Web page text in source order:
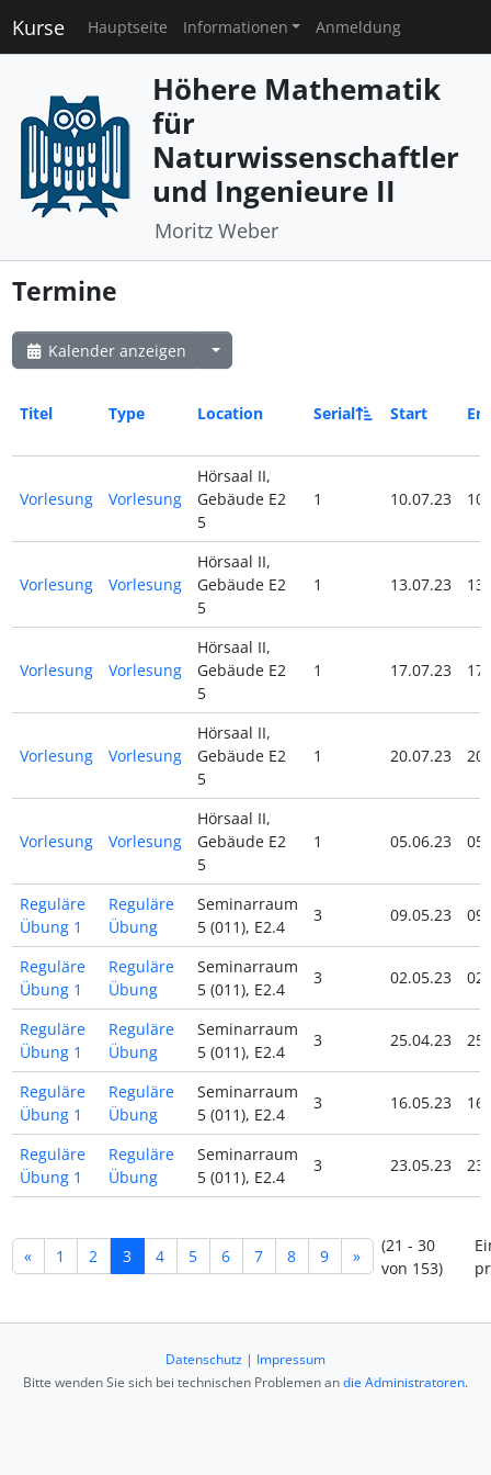
Kurse Hauptseite Informationen Anmeldung
Höhere Mathematik
für
Naturwissenschaftler
und Ingenieure II
Moritz Weber
Termine
Kalender anzeigen
Titel Type Location Serial Start
Vorlesung Vorlesung
Hörsaal II,
Gebäude E2
5
1 10.07.23
Vorlesung Vorlesung
Hörsaal II,
Gebäude E2
5
1 13.07.23
Vorlesung Vorlesung
Hörsaal II,
Gebäude E2
5
1 17.07.23
Vorlesung Vorlesung
Hörsaal II,
Gebäude E2
5
1 20.07.23
Vorlesung Vorlesung
Hörsaal II,
Gebäude E2
5
1 05.06.23
Reguläre
Übung 1
Reguläre
Übung
Seminarraum
5 (011), E2.4
3 09.05.23
Reguläre
Übung 1
Reguläre
Übung
Seminarraum
5 (011), E2.4
3 02.05.23
Reguläre
Übung 1
Reguläre
Übung
Seminarraum
5 (011), E2.4
3 25.04.23
Reguläre
Übung 1
Reguläre
Übung
Seminarraum
5 (011), E2.4
3 16.05.23
Reguläre
Übung 1
Reguläre
Übung
Seminarraum
5 (011), E2.4
3 23.05.23
« 1 2 3 4 5 6 7 8 9 »
(21 - 30
von 153)
Datenschutz | Impressum
Bitte wenden Sie sich bei technischen Problemen andie Administratoren.